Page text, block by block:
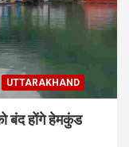
UTTARAKHAND
बंद होंगे हेमकुंड